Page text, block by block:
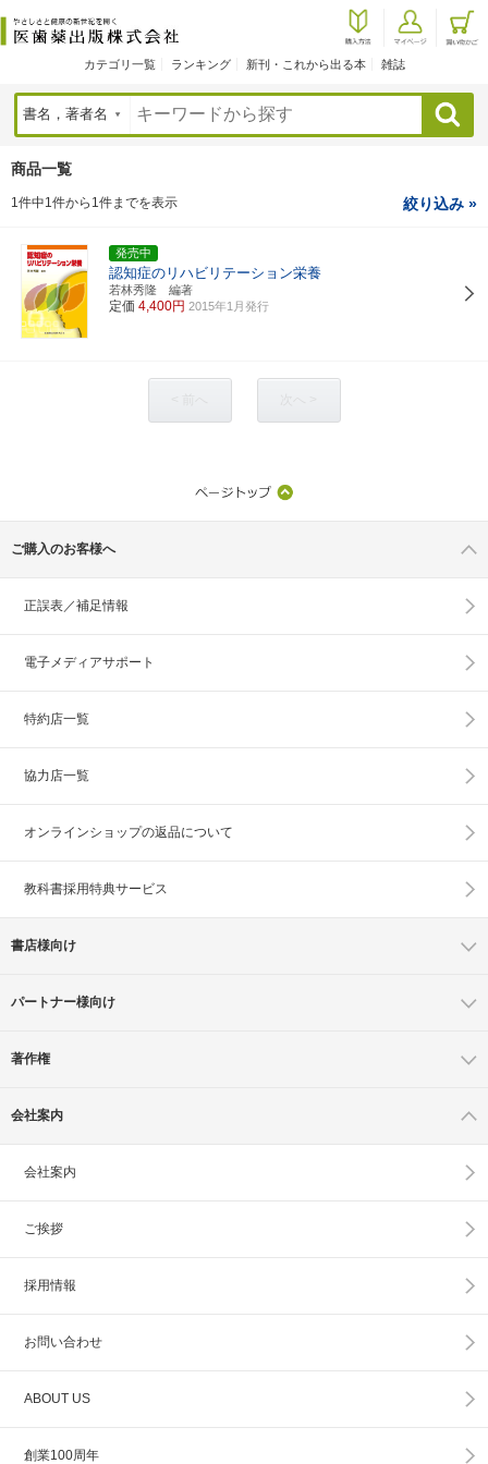
カテゴリ一覧 ランキング 新刊・これから出る本 雑誌
検索
商品一覧
1件中1件から1件までを表示 絞り込み »
発売中
認知症のリハビリテーション栄養
若林秀隆 編著
定価 4,400円 2015年1月発行
ご購入のお客様へ
正誤表／補足情報
電子メディアサポート
特約店一覧
協力店一覧
オンラインショップの返品について
教科書採用特典サービス
書店様向け
パートナー様向け
著作権
会社案内
会社案内
ご挨拶
採用情報
お問い合わせ
ABOUT US
創業100周年